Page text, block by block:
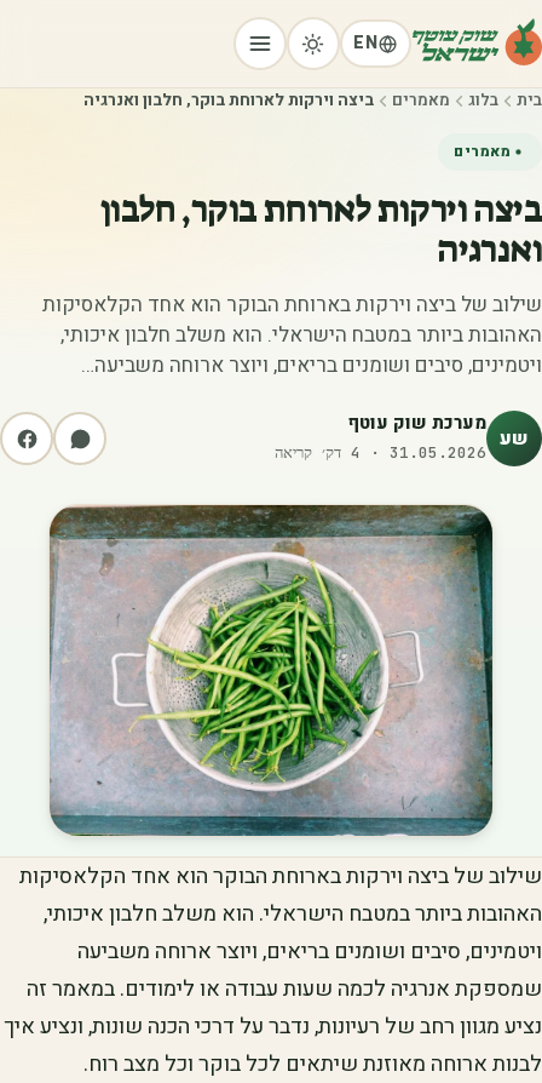
EN
בית בלוג מאמרים ביצה וירקות לארוחת בוקר, חלבון ואנרגיה
מאמרים
ביצה וירקות לארוחת בוקר, חלבון
ואנרגיה
שילוב של ביצה וירקות בארוחת הבוקר הוא אחד הקלאסיקות
האהובות ביותר במטבח הישראלי. הוא משלב חלבון איכותי,
ויטמינים, סיבים ושומנים בריאים, ויוצר ארוחה משביעה…
שע מערכת שוק עוטף
31.05.2026
·
4 דק׳ קריאה
שילוב של ביצה וירקות בארוחת הבוקר הוא אחד הקלאסיקות
האהובות ביותר במטבח הישראלי. הוא משלב חלבון איכותי,
ויטמינים, סיבים ושומנים בריאים, ויוצר ארוחה משביעה
שמספקת אנרגיה לכמה שעות עבודה או לימודים. במאמר זה
נציע מגוון רחב של רעיונות, נדבר על דרכי הכנה שונות, ונציע איך
לבנות ארוחה מאוזנת שיתאים לכל בוקר וכל מצב רוח.